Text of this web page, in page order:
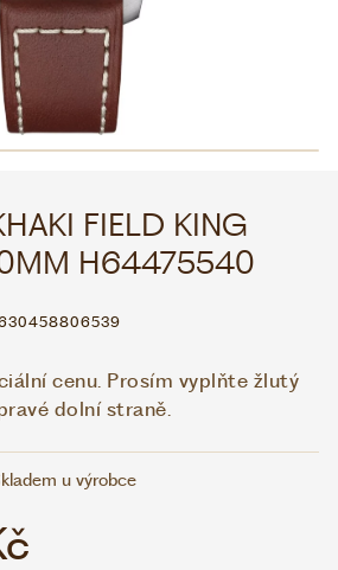
+420 775 138 346
FIELD KING
H64475540
cenu. Prosím vyplňte žlutý
dolní straně.
u výrobce